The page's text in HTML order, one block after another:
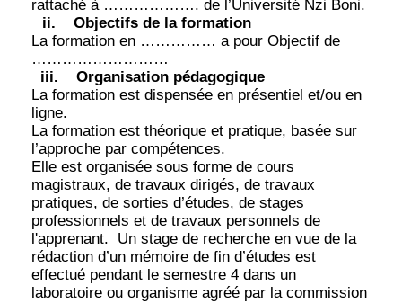
rattaché à ………………. de l’Université Nzi Boni.
ii.
Objectifs de la formation
La formation en …………… a pour Objectif de
………………………
iii.
Organisation pédagogique
La formation est dispensée en présentiel et/ou en
ligne.
La formation est théorique et pratique, basée sur
l’approche par compétences.
Elle est organisée sous forme de cours
magistraux, de travaux dirigés, de travaux
pratiques, de sorties d’études, de stages
professionnels et de travaux personnels de
l'apprenant.
Un stage de recherche en vue de la
rédaction d’un mémoire de fin d’études est
effectué pendant le semestre 4 dans un
laboratoire ou organisme agréé par la commission